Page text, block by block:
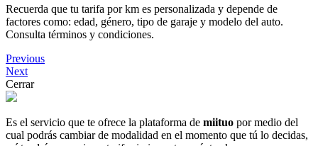
Recuerda que tu tarifa por km es personalizada y depende de
factores como: edad, género, tipo de garaje y modelo del auto.
Consulta términos y condiciones.
Previous
Next
Cerrar
Es el servicio que te ofrece la plataforma de miituo por medio del
cual podrás cambiar de modalidad en el momento que tú lo decidas,